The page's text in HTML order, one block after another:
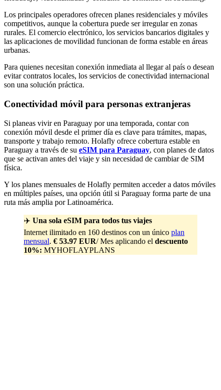
Los principales operadores ofrecen planes residenciales y móviles
competitivos, aunque la cobertura puede ser irregular en zonas
rurales. El comercio electrónico, los servicios bancarios digitales y
las aplicaciones de movilidad funcionan de forma estable en áreas
urbanas.
Para quienes necesitan conexión inmediata al llegar al país o desean
evitar contratos locales, los servicios de conectividad internacional
son una solución práctica.
Conectividad móvil para personas extranjeras
Si planeas vivir en Paraguay por una temporada, contar con
conexión móvil desde el primer día es clave para trámites, mapas,
transporte y trabajo remoto. Holafly ofrece cobertura estable en
Paraguay a través de su eSIM para Paraguay, con planes de datos
que se activan antes del viaje y sin necesidad de cambiar de SIM
física.
Y los planes mensuales de Holafly permiten acceder a datos móviles
en múltiples países, una opción útil si Paraguay forma parte de una
ruta más amplia por Latinoamérica.
✈️ Una sola eSIM para todos tus viajes
Internet ilimitado en 160 destinos con un único plan
mensual. € 53.97 EUR/ Mes aplicando el descuento
10%: MYHOFLAYPLANS